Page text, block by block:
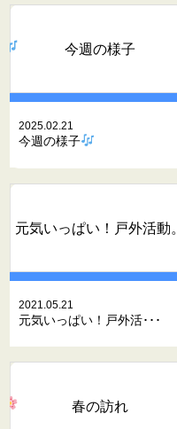
今週の様子
2025.02.21
今週の様子
元気いっぱい！戸外活動。
2021.05.21
元気いっぱい！戸外活･･･
春の訪れ